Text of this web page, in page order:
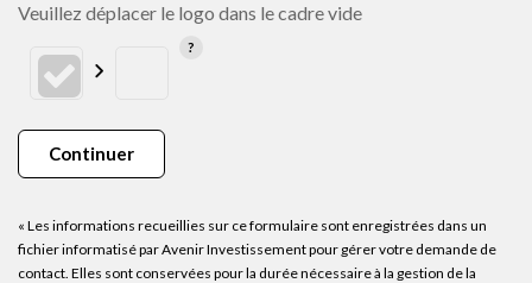
Veuillez déplacer le logo dans le cadre vide
Continuer
« Les informations recueillies sur ce formulaire sont enregistrées dans un
fichier informatisé par Avenir Investissement pour gérer votre demande de
contact. Elles sont conservées pour la durée nécessaire à la gestion de la